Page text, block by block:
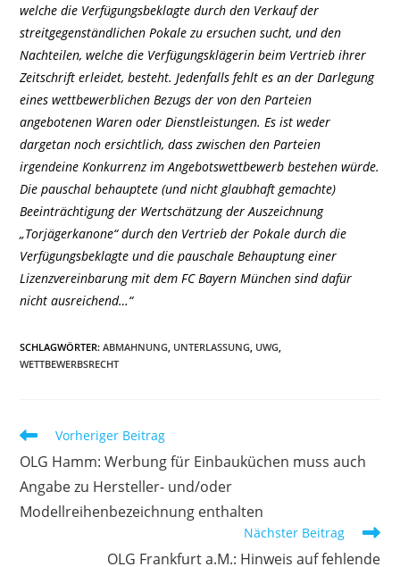
welche die Verfügungsbeklagte durch den Verkauf der
streitgegenständlichen Pokale zu ersuchen sucht, und den
Nachteilen, welche die Verfügungsklägerin beim Vertrieb ihrer
Zeitschrift erleidet, besteht. Jedenfalls fehlt es an der Darlegung
eines wettbewerblichen Bezugs der von den Parteien
angebotenen Waren oder Dienstleistungen. Es ist weder
dargetan noch ersichtlich, dass zwischen den Parteien
irgendeine Konkurrenz im Angebotswettbewerb bestehen würde.
Die pauschal behauptete (und nicht glaubhaft gemachte)
Beeinträchtigung der Wertschätzung der Auszeichnung
„Torjägerkanone“ durch den Vertrieb der Pokale durch die
Verfügungsbeklagte und die pauschale Behauptung einer
Lizenzvereinbarung mit dem FC Bayern München sind dafür
nicht ausreichend…“
SCHLAGWÖRTER:ABMAHNUNG UNTERLASSUNG UWG
WETTBEWERBSRECHT
Weitere
ansehen
Vorheriger Beitrag
OLG Hamm: Werbung für Einbauküchen muss auch
Angabe zu Hersteller- und/oder
Modellreihenbezeichnung enthalten
Nächster Beitrag
OLG Frankfurt a.M.: Hinweis auf fehlende